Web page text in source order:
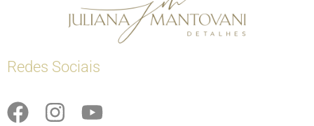
Redes Sociais
F
I
Y